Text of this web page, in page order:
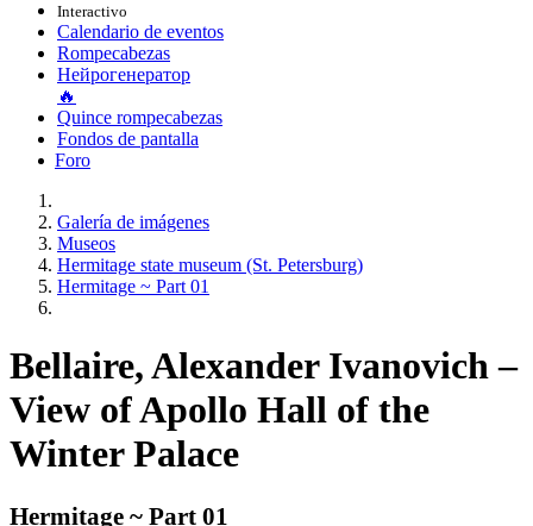
Interactivo
Calendario de eventos
Rompecabezas
Нейрогенератор
🔥
Quince rompecabezas
Fondos de pantalla
Foro
Galería de imágenes
Museos
Hermitage state museum (St. Petersburg)
Hermitage ~ Part 01
Bellaire, Alexander Ivanovich –
View of Apollo Hall of the
Winter Palace
Hermitage ~ Part 01